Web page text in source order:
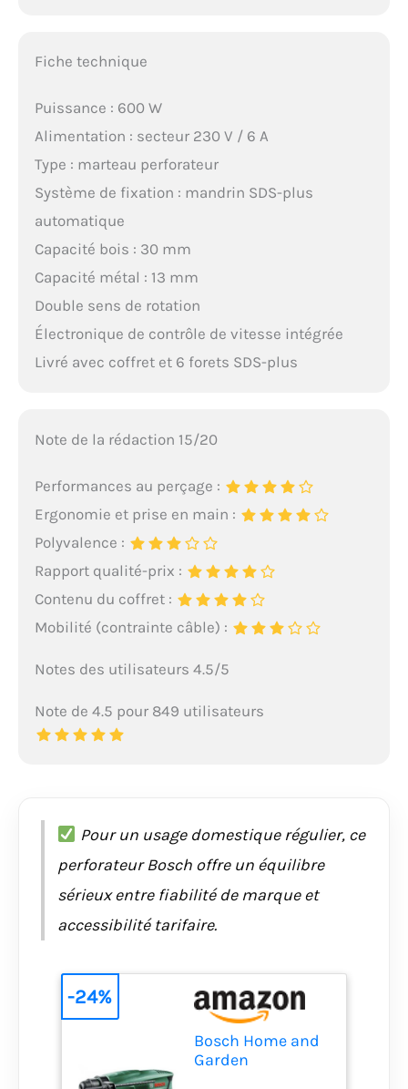
Fiche technique
Puissance : 600 W
Alimentation : secteur 230 V / 6 A
Type : marteau perforateur
Système de fixation : mandrin SDS-plus
automatique
Capacité bois : 30 mm
Capacité métal : 13 mm
Double sens de rotation
Électronique de contrôle de vitesse intégrée
Livré avec coffret et 6 forets SDS-plus
Note de la rédaction 15/20
Performances au perçage :
Ergonomie et prise en main :
Polyvalence :
Rapport qualité-prix :
Contenu du coffret :
Mobilité (contrainte câble) :
Notes des utilisateurs 4.5/5
Note de 4.5 pour 849 utilisateurs
Pour un usage domestique régulier, ce
perforateur Bosch offre un équilibre
sérieux entre fiabilité de marque et
accessibilité tarifaire.
Bosch Home and
Garden
-24%